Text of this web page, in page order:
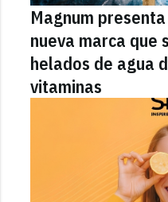
Magnum
nueva marca que
helados de agua
vitaminas